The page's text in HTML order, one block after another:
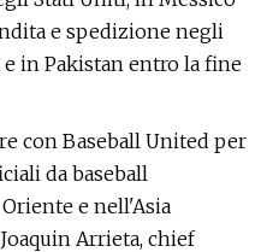
e spedizione negli
in Pakistan entro la fine
con Baseball United per
da baseball
e nell'Asia
Arrieta, chief